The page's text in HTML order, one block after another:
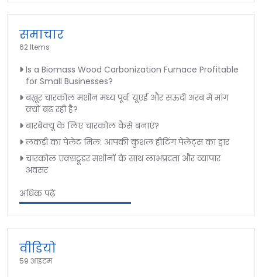
समाचार
62 Items
Is a Biomass Wood Carbonization Furnace Profitable
for Small Businesses?
बख़ूर चारकोल मशीन मध्य पूर्व: यूएई और सऊदी अरब में मांग
क्यों बढ़ रही है?
बारबेक्यू के लिए चारकोल कैसे बनाएं?
लकड़ी का पेलेट मिल: आपकी कुशल हीटिंग पेलेट्स का द्वार
चारकोल एक्सट्रूडर मशीनों के साथ लाभप्रदता और व्यापार
अवसर
अधिक पढ़ें
वीडियो
59 आइटम